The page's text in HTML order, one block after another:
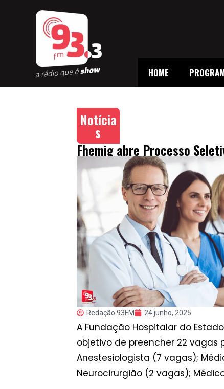
HOME
Notícia
s
Fhemig abre Processo
Redação 93FM 24 junho, 2025
A Fundação Hospitalar do
objetivo de preencher 22
Anestesiologista (7 vagas);
Neurocirurgião (2 vagas);